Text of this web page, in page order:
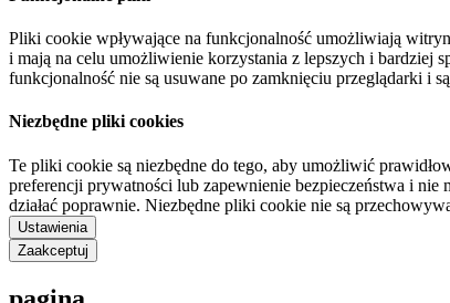
Pliki cookie wpływające na funkcjonalność umożliwiają
i mają na celu umożliwienie korzystania z lepszych i
funkcjonalność nie są usuwane po zamknięciu przeglądarki i
Niezbędne pliki cookies
Te pliki cookie są niezbędne do tego, aby umożliwić
preferencji prywatności lub zapewnienie bezpieczeństwa i
działać poprawnie. Niezbędne pliki cookie nie są
Ustawienia
Zaakceptuj